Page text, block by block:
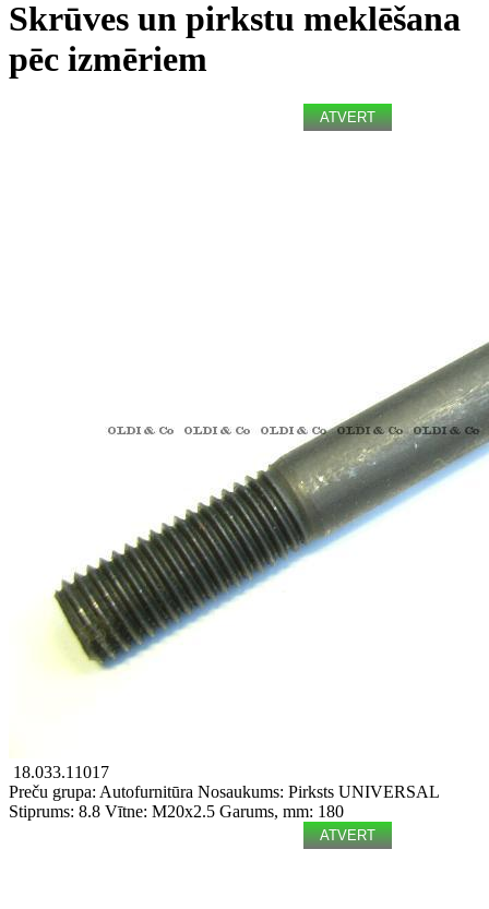
Skrūves un pirkstu meklēšana
pēc izmēriem
ATVERT
18.033.11017
Preču grupa: Autofurnitūra Nosaukums: Pirksts UNIVERSAL
Stiprums: 8.8 Vītne: M20x2.5 Garums, mm: 180
ATVERT